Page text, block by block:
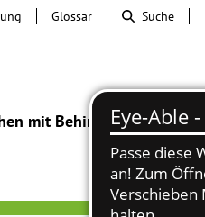
mit Behinderung
Glossar Suche